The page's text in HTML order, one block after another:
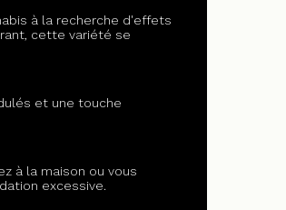
à la recherche d'effets
cette variété se
et une touche
à la maison ou vous
excessive.